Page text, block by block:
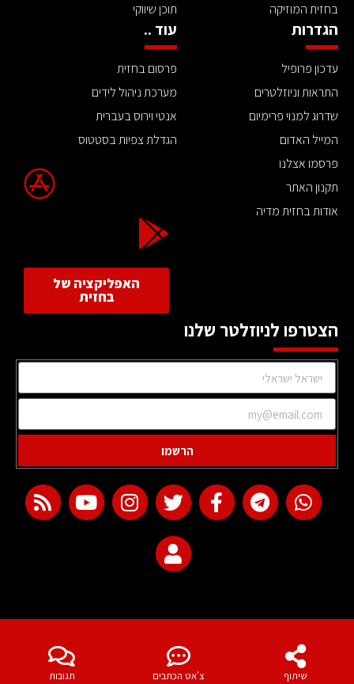
שיתוף צ'אט הכתבים תגובות
בחזית המוזיקה
תוכן שיווקי
הגדרות
עדכון פרופיל
התראות וניוזלטרים
שדרוג למנוי פרימיום
המייל האדום
פרסמו אצלנו
תקנון האתר
אודות בחזית מדיה
עוד ..
פרסום בחזית
מערכת ניהול לידים
אנטי וירוס בעברית
הגדלת צפיות בסטטוס
האפליקציה של
בחזית
הצטרפו לניוזלטר שלנו
הרשמו
web development